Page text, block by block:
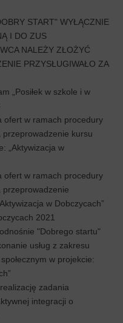
START" WYŁĄCZNIE
I DO ZUS
NALEŻY ZŁOŻYĆ
PRZYSŁUGIWAŁO ZA
„Posiłek w szkole i w
ofert w ramach procedury
przeprowadzenie kursu
„Aktywizacja w
ofert w ramach procedury
przeprowadzenie
w Dobczycach”
2021
"Dobrego startu"
usług z zakresu
w projekcie:
zadania
integracji o